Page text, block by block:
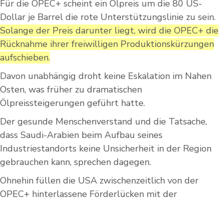
Für die OPEC+ scheint ein Ölpreis um die 80 US-
Dollar je Barrel die rote Unterstützungslinie zu sein.
Solange der Preis darunter liegt, wird die OPEC+ die
Rücknahme ihrer freiwilligen Produktionskürzungen
aufschieben.
Davon unabhängig droht keine Eskalation im Nahen
Osten, was früher zu dramatischen
Ölpreissteigerungen geführt hatte.
Der gesunde Menschenverstand und die Tatsache,
dass Saudi-Arabien beim Aufbau seines
Industriestandorts keine Unsicherheit in der Region
gebrauchen kann, sprechen dagegen.
Ohnehin füllen die USA zwischenzeitlich von der
OPEC+ hinterlassene Förderlücken mit der